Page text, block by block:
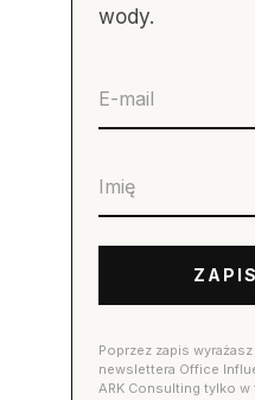
wody.
Poprzez zapis
newslettera Office
ARK Consulting tylko